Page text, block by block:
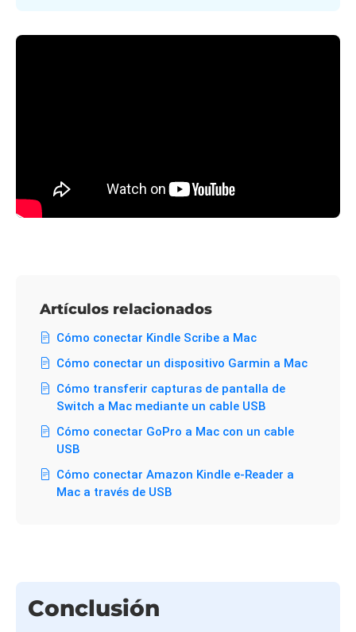
Artículos relacionados
Cómo conectar Kindle Scribe a Mac
Cómo conectar un dispositivo Garmin a Mac
Cómo transferir capturas de pantalla de
Switch a Mac mediante un cable USB
Cómo conectar GoPro a Mac con un cable
USB
Cómo conectar Amazon Kindle e-Reader a
Mac a través de USB
Conclusión